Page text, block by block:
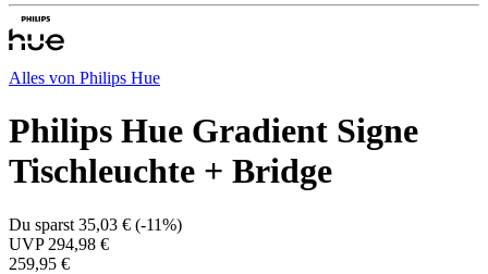
Alles von Philips Hue
Philips Hue Gradient Signe
Tischleuchte + Bridge
Du sparst 35,03 € (-11%)
UVP 294,98 €
259,95 €